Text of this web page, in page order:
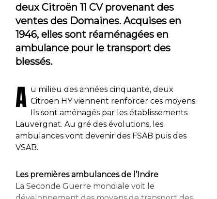
deux Citroën 11 CV provenant des
ventes des Domaines. Acquises en
1946, elles sont réaménagées en
ambulance pour le transport des
blessés.
A u milieu des années cinquante, deux
Citroën HY viennent renforcer ces moyens.
Ils sont aménagés par les établissements
Lauvergnat. Au gré des évolutions, les
ambulances vont devenir des FSAB puis des
VSAB.
Les premières ambulances de l’Indre
La Seconde Guerre mondiale voit le